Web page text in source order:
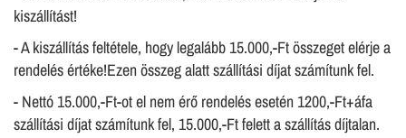
kiszállítást!
- A kiszállítás feltétele, hogy legalább 15.000,-Ft összeget elérje a
rendelés értéke!Ezen összeg alatt szállítási díjat számítunk fel.
- Nettó 15.000,-Ft-ot el nem érő rendelés esetén 1200,-Ft+áfa
szállítási díjat számítunk fel, 15.000,-Ft felett a szállítás díjtalan.